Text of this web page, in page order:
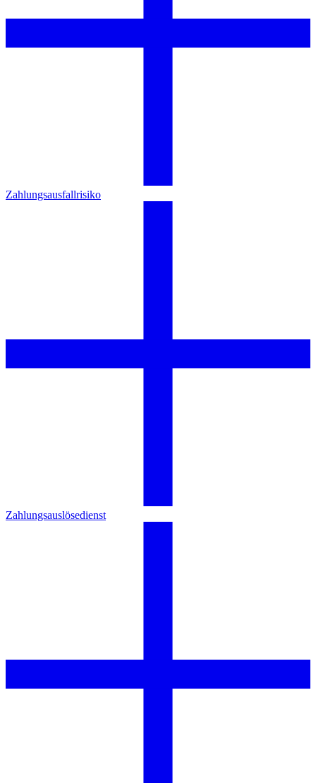
Zahlungsausfallrisiko
Zahlungsauslösedienst